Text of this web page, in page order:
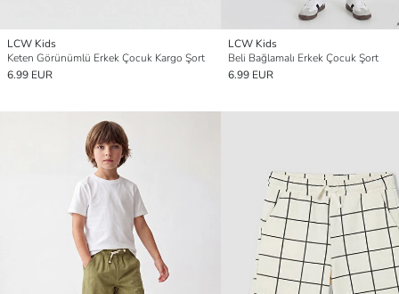
LCW Kids
Keten Görünümlü Erkek Çocuk Kargo Şort
6.99 EUR
LCW Kids
Beli Bağlamalı Erkek Çocuk Şort
6.99 EUR